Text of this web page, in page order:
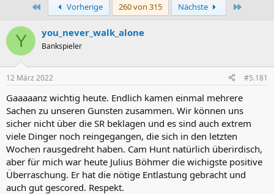
l
l
e
l
t
Erste Vorherige 260 von 315 Nächste
Y you_never_walk_alone
Bankspieler
12 März 2022 #5.181
Gaaaaanz wichtig heute. Endlich kamen einmal mehrere
Sachen zu unseren Gunsten zusammen. Wir können uns
sicher nicht über die SR beklagen und es sind auch extrem
viele Dinger noch reingegangen, die sich in den letzten
Wochen rausgedreht haben. Cam Hunt natürlich überirdisch,
aber für mich war heute Julius Böhmer die wichigste positive
Überraschung. Er hat die nötige Entlastung gebracht und
auch gut gescored. Respekt.